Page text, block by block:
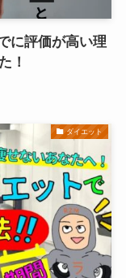
に評価が高い理
！
ダイエット